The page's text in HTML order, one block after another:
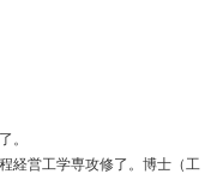
。
経営工学専攻修了。博士（工